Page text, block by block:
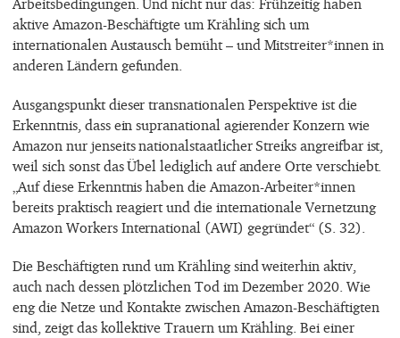
aktive Amazon-Beschäftigte um Krähling sich um
internationalen Austausch bemüht – und Mitstreiter*innen in
anderen Ländern gefunden.
Ausgangspunkt dieser transnationalen Perspektive ist die
Erkenntnis, dass ein supranational agierender Konzern wie
Amazon nur jenseits nationalstaatlicher Streiks angreifbar ist,
weil sich sonst das Übel lediglich auf andere Orte verschiebt.
„Auf diese Erkenntnis haben die Amazon-Arbeiter*innen
bereits praktisch reagiert und die internationale Vernetzung
Amazon Workers International (AWI) gegründet“ (S. 32).
Die Beschäftigten rund um Krähling sind weiterhin aktiv,
auch nach dessen plötzlichen Tod im Dezember 2020. Wie
eng die Netze und Kontakte zwischen Amazon-Beschäftigten
sind, zeigt das kollektive Trauern um Krähling. Bei einer